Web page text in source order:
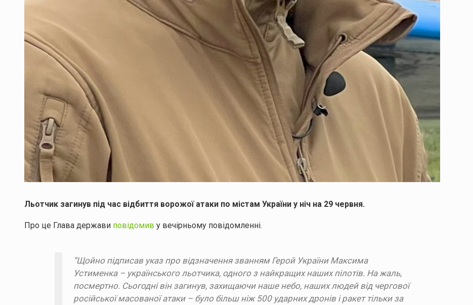
Льотчик загинув під час відбиття ворожої атаки по містам України у ніч на 29 червня.
Про це Глава держави повідомив у вечірньому повідомленні.
“Щойно підписав указ про відзначення званням Герой України Максима
Устименка – українського льотчика, одного з найкращих наших пілотів. На жаль,
посмертно. Сьогодні він загинув, захищаючи наше небо, наших людей від чергової
російської масованої атаки – було більш ніж 500 ударних дронів і ракет тільки за